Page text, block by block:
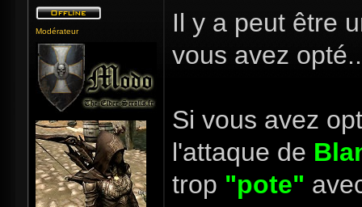
Modérateur
Il y a peut être
vous avez
Si vous avez
l'attaque de
trop "pote"